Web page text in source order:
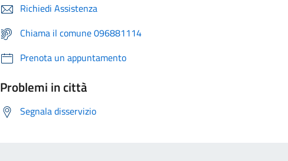
Richiedi Assistenza
Chiama il comune 096881114
Prenota un appuntamento
Problemi in città
Segnala disservizio